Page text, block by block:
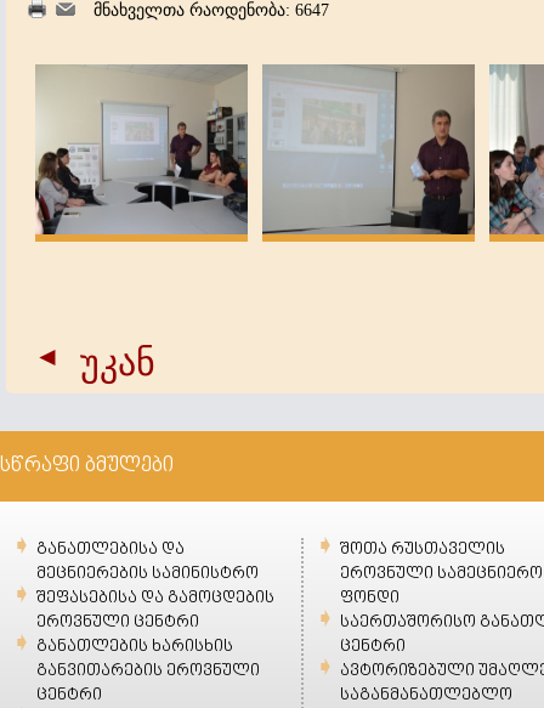
მნახველთა რაოდენობა: 6647
უკან
სწრაფი ბმულები
განათლებისა და
მეცნიერების სამინისტრო
შეფასებისა და გამოცდების
ეროვნული ცენტრი
განათლების ხარისხის
განვითარების ეროვნული
ცენტრი
შოთა რუსთაველის
ეროვნული სამეცნიერო
ფონდი
საერთაშორისო
ცენტრი
ავტორიზებული
საგანმანათლებლო